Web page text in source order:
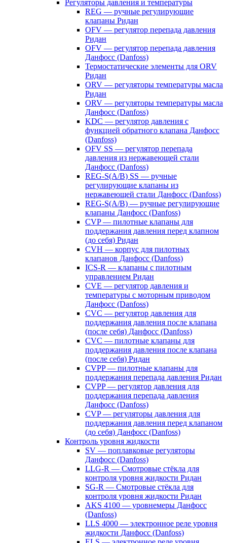
Регуляторы давления и температуры
REG — ручные регулирующие
клапаны Ридан
OFV — регулятор перепада давления
Ридан
OFV — регулятор перепада давления
Данфосс (Danfoss)
Термостатические элементы для ORV
Ридан
ORV — регуляторы температуры масла
Ридан
ORV — регуляторы температуры масла
Данфосс (Danfoss)
KDC — регулятор давления с
функцией обратного клапана Данфосс
(Danfoss)
OFV SS — регулятор перепада
давления из нержавеющей стали
Данфосс (Danfoss)
REG-S(A/B) SS — ручные
регулирующие клапаны из
нержавеющей стали Данфосс (Danfoss)
REG-S(A/B) — ручные регулирующие
клапаны Данфосс (Danfoss)
CVP — пилотные клапаны для
поддержания давления перед клапном
(до себя) Ридан
CVH — корпус для пилотных
клапанов Данфосс (Danfoss)
ICS-R — клапаны с пилотным
управлением Ридан
CVE — регулятор давления и
температуры с моторным приводом
Данфосс (Danfoss)
CVС — регулятор давления для
поддержания давления после клапана
(после себя) Данфосс (Danfoss)
CVС — пилотные клапаны для
поддержания давления после клапана
(после себя) Ридан
CVPP — пилотные клапаны для
поддержания перепада давления Ридан
CVPP — регулятор давления для
поддержания перепада давления
Данфосс (Danfoss)
CVP — регуляторы давления для
поддержания давления перед клапаном
(до себя) Данфосс (Danfoss)
Контроль уровня жидкости
SV — поплавковые регуляторы
Данфосс (Danfoss)
LLG-R — Смотровые стёкла для
контроля уровня жидкости Ридан
SG-R — Смотровые стёкла для
контроля уровня жидкости Ридан
AKS 4100 — уровнемеры Данфосс
(Danfoss)
LLS 4000 — электронное реле уровня
жидкости Данфосс (Danfoss)